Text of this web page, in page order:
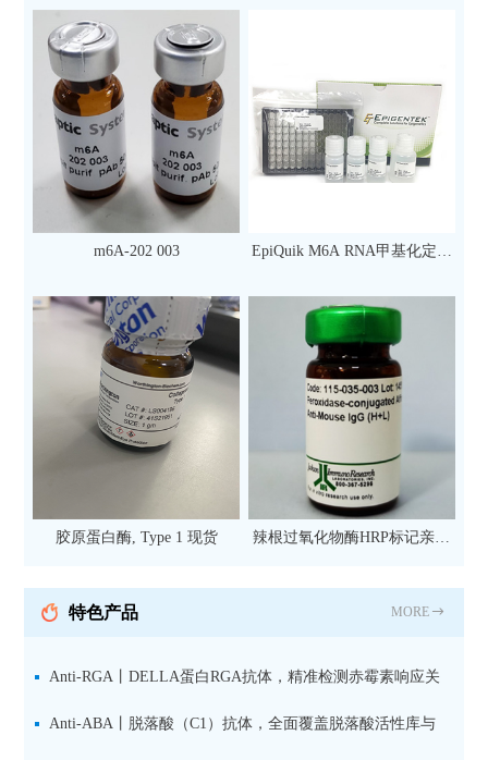
m6A-202 003
EpiQuik M6A RNA甲基化定量
次）
胶原蛋白酶, Type 1 现货
辣根过氧化物酶HRP标记亲和
抗 现货
特色产品 MORE
Anti-RGA丨DELLA蛋白RGA抗体，精准检测赤霉素响应关
键抑制因子
Anti-ABA丨脱落酸（C1）抗体，全面覆盖脱落酸活性库与